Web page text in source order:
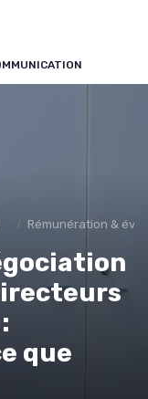
Rémunération &
que